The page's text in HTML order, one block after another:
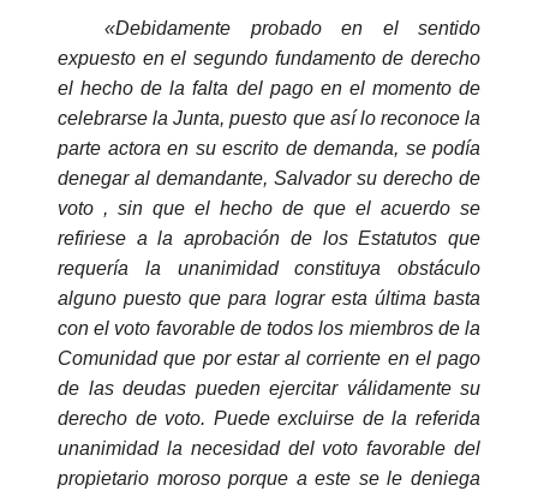
«Debidamente probado en el sentido
expuesto en el segundo fundamento de derecho
el hecho de la falta del pago en el momento de
celebrarse la Junta, puesto que así lo reconoce la
parte actora en su escrito de demanda, se podía
denegar al demandante, Salvador su derecho de
voto , sin que el hecho de que el acuerdo se
refiriese a la aprobación de los Estatutos que
requería la unanimidad constituya obstáculo
alguno puesto que para lograr esta última basta
con el voto favorable de todos los miembros de la
Comunidad que por estar al corriente en el pago
de las deudas pueden ejercitar válidamente su
derecho de voto. Puede excluirse de la referida
unanimidad la necesidad del voto favorable del
propietario moroso porque a este se le deniega